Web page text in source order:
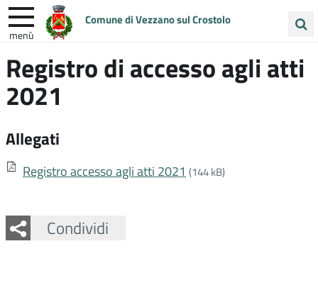
Comune di Vezzano sul Crostolo
menù
nel
sito
ENTRA IN COMUNE VIVI VEZZANO
Registro di accesso agli atti
2021
Allegati
Registro accesso agli atti 2021 (144 kB)
Condividi
Facebook
Twitter
Whatsapp